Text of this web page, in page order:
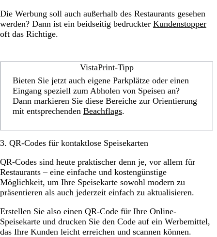
Die Werbung soll auch außerhalb des Restaurants gesehen
werden? Dann ist ein beidseitig bedruckter Kundenstopper
oft das Richtige.
VistaPrint-Tipp
Bieten Sie jetzt auch eigene Parkplätze oder einen
Eingang speziell zum Abholen von Speisen an?
Dann markieren Sie diese Bereiche zur Orientierung
mit entsprechenden Beachflags.
3. QR-Codes für kontaktlose Speisekarten
QR-Codes sind heute praktischer denn je, vor allem für
Restaurants – eine einfache und kostengünstige
Möglichkeit, um Ihre Speisekarte sowohl modern zu
präsentieren als auch jederzeit einfach zu aktualisieren.
Erstellen Sie also einen QR-Code für Ihre Online-
Speisekarte und drucken Sie den Code auf ein Werbemittel,
das Ihre Kunden leicht erreichen und scannen können.